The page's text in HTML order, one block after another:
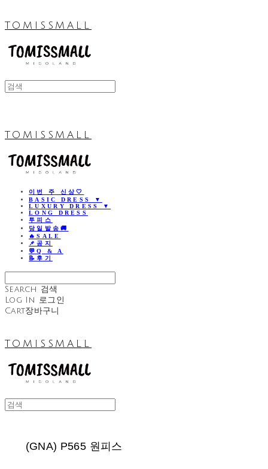
TOMISSMALL
TOMISSMALL
이번 주 신상🤍
BASIC DRESS ▼
LUXURY DRESS ▼
LONG DRESS
투피스
당일발송🚚
🔥SALE
📌공지
💬Q & A
📝후기
Search 검색
Log In 로그인
Cart장바구니
TOMISSMALL
(GNA) P565 원피스